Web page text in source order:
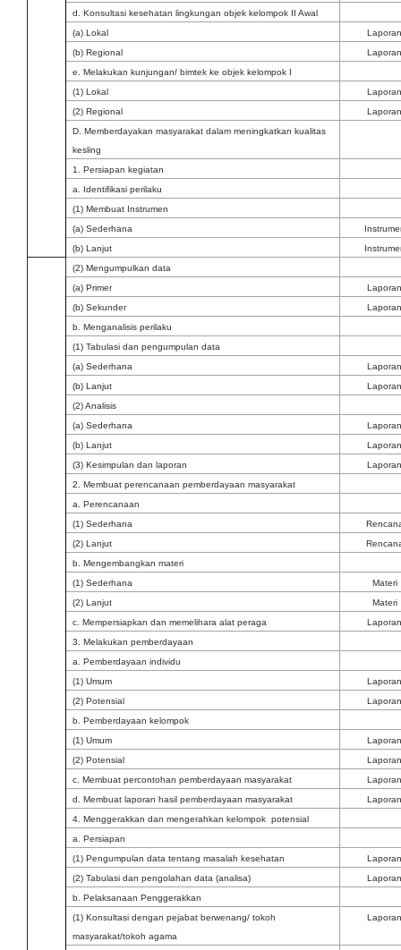
d. Konsultasi kesehatan lingkungan objek kelompok II Awal
(a) Lokal
(b) Regional
e. Melakukan kunjungan/ bimtek ke objek kelompok I
(1) Lokal
(2) Regional
D. Memberdayakan masyarakat dalam meningkatkan kualitas
kesling
1. Persiapan kegiatan
a. Identifikasi perilaku
(1) Membuat Instrumen
(a) Sederhana
(b) Lanjut
(2) Mengumpulkan data
(a) Primer
(b) Sekunder
b. Menganalisis perilaku
(1) Tabulasi dan pengumpulan data
(a) Sederhana
(b) Lanjut
(2) Analisis
(a) Sederhana
(b) Lanjut
(3) Kesimpulan dan laporan
2. Membuat perencanaan pemberdayaan masyarakat
a. Perencanaan
(1) Sederhana
(2) Lanjut
b. Mengembangkan materi
(1) Sederhana
Materi
(2) Lanjut
Materi
c. Mempersiapkan dan memelihara alat peraga
3. Melakukan pemberdayaan
a. Pemberdayaan individu
(1) Umum
(2) Potensial
b. Pemberdayaan kelompok
(1) Umum
(2) Potensial
c. Membuat percontohan pemberdayaan masyarakat
d. Membuat laporan hasil pemberdayaan masyarakat
4. Menggerakkan dan mengerahkan kelompok potensial
a. Persiapan
(1) Pengumpulan data tentang masalah kesehatan
(2) Tabulasi dan pengolahan data (analisa)
b. Pelaksanaan Penggerakkan
(1) Konsultasi dengan pejabat berwenang/ tokoh
masyarakat/tokoh agama